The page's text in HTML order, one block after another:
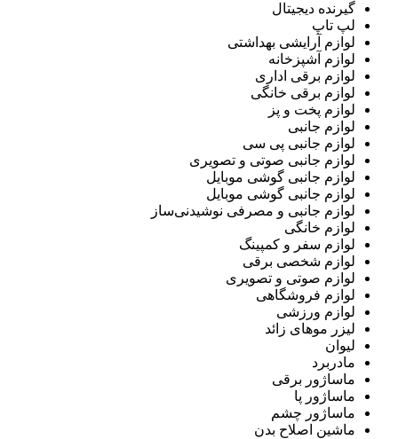
گیرنده دیجیتال
لپ تاپ
لوازم آرایشی بهداشتی
لوازم آشپزخانه
لوازم برقی اداری
لوازم برقی خانگی
لوازم پخت و پز
لوازم جانبی
لوازم جانبی پی سی
لوازم جانبی صوتی و تصویری
لوازم جانبی گوشی موبایل
لوازم جانبی گوشی موبایل
لوازم جانبی و مصرفی نوشیدنی‌ساز
لوازم خانگی
لوازم سفر و کمپینگ
لوازم شخصی برقی
لوازم صوتی و تصویری
لوازم فروشگاهی
لوازم ورزشی
لیزر موهای زائد
لیوان
مادربرد
ماساژور برقی
ماساژور پا
ماساژور چشم
ماشین اصلاح بدن